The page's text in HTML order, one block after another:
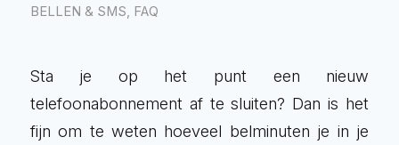
BELLEN & SMS, FAQ
Sta je op het punt een nieuw
telefoonabonnement af te sluiten? Dan is het
fijn om te weten hoeveel belminuten je in je